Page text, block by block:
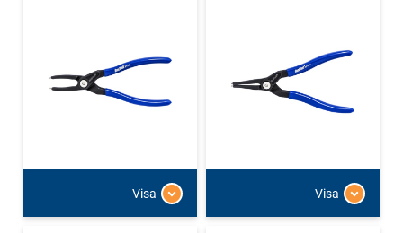
Visa Visa